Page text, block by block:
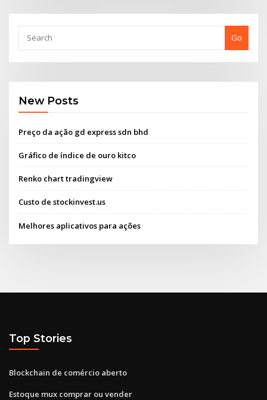
Go
New Posts
Preço da ação gd express sdn bhd
Gráfico de índice de ouro kitco
Renko chart tradingview
Custo de stockinvest.us
Melhores aplicativos para ações
Top Stories
Blockchain de comércio aberto
Estoque mux comprar ou vender